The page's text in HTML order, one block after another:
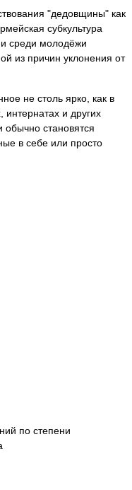
"дедовщины" как
субкультура
среди молодёжи
из причин уклонения от
не столь ярко, как в
и других
становятся
в себе или просто
по степени